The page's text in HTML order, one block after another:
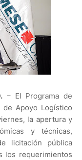
– El Programa de
de Apoyo Logístico
la apertura y
y técnicas,
licitación pública
los requerimientos